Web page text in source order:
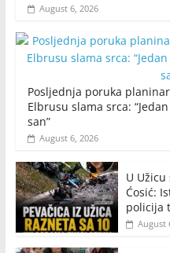
August 6, 2026
Posljednja poruka
Elbrusu slama srca:
san”
August 6, 2026
U
Ćosić:
policija
August